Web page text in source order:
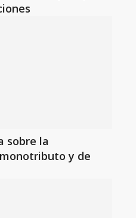
sobre la
y de